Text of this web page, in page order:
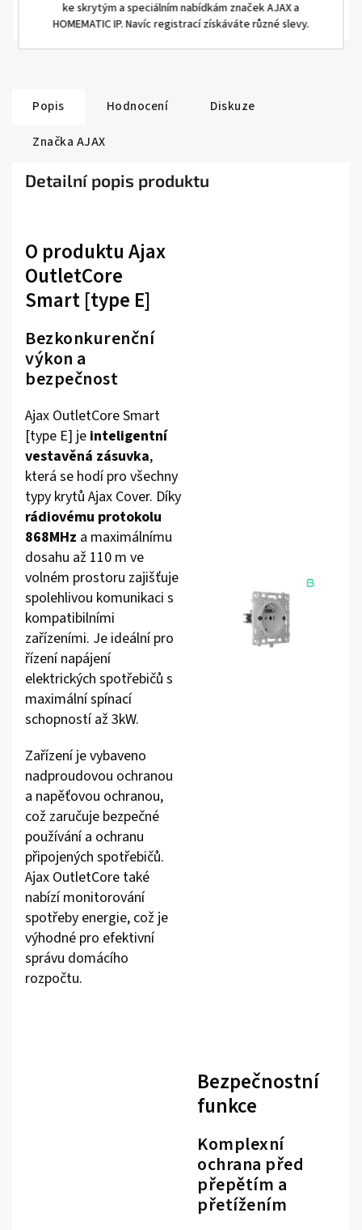
ke skrytým a speciálním nabídkám značek AJAX a
HOMEMATIC IP. Navíc registrací získáváte různé slevy.
Detail
Popis Hodnocení
Diskuze
Značka AJAX
Detailní popis produktu
O produktu Ajax
OutletCore
Smart [type E]
Bezkonkurenční
výkon a
bezpečnost
Ajax OutletCore Smart
[type E] je inteligentní
vestavěná zásuvka,
která se hodí pro všechny
typy krytů Ajax Cover. Díky
rádiovému protokolu
868MHz a maximálnímu
dosahu až 110 m ve
volném prostoru zajišťuje
spolehlivou komunikaci s
kompatibilními
zařízeními. Je ideální pro
řízení napájení
elektrických spotřebičů s
maximální spínací
schopností až 3kW.
Zařízení je vybaveno
nadproudovou ochranou
a napěťovou ochranou,
což zaručuje bezpečné
používání a ochranu
připojených spotřebičů.
Ajax OutletCore také
nabízí monitorování
spotřeby energie, což je
výhodné pro efektivní
správu domácího
rozpočtu.
Bezpečnostní
funkce
Komplexní
ochrana před
přepětím a
přetížením